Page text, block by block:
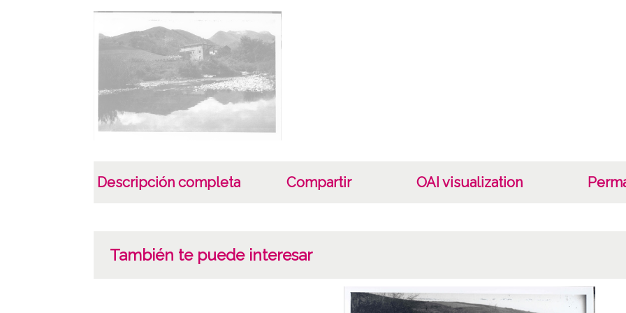
Descripción completa Compartir OAI visualization
También te puede interesar